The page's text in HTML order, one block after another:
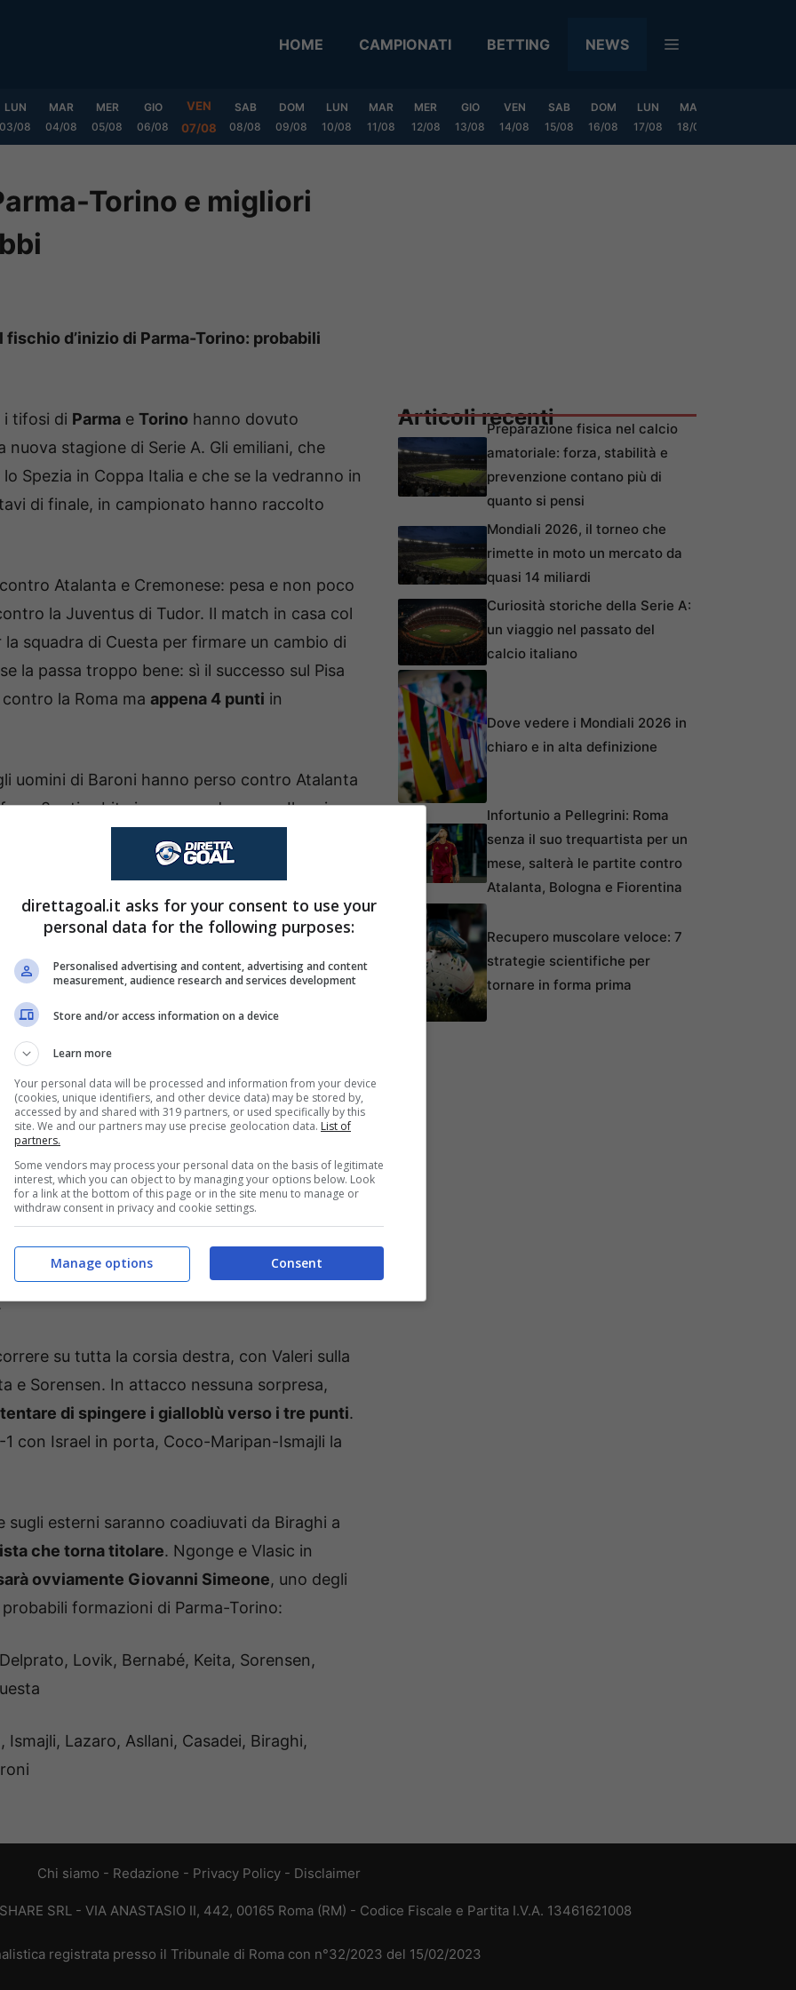
HOME CAMPIONATI BETTING NEWS
LUN
03/08
MAR
04/08
MER
05/08
GIO
06/08
VEN
07/08
SAB
08/08
DOM
09/08
LUN
10/08
MAR
11/08
MER
12/08
GIO
13/08
VEN
14/08
SAB
15/08
DOM
16/08
LUN
17/08
MAR
18/08
Torino e migliori
d’inizio di Parma-Torino: probabili
i tifosi di Parma e Torino hanno dovuto
stagione di Serie A. Gli emiliani, che
Spezia in Coppa Italia e che se la vedranno in
di finale, in campionato hanno raccolto
Atalanta e Cremonese: pesa e non poco
la Juventus di Tudor. Il match in casa col
squadra di Cuesta per firmare un cambio di
la passa troppo bene: sì il successo sul Pisa
la Roma ma appena 4 punti in
uomini di Baroni hanno perso contro Atalanta
8 reti subite in appena due gare. Il pari con
occasione persa. Il fischio d’inizio del match
quote
una:l’Under 2.5. Le due squadre, fino a
fatica a segnare: una rete a testa in
sicura che Snai propone a
così come Planet365. Per quanto riguarda le
il pareggio quotato a 3,10 e addirittura 3,50
formazioni
lo scontro diretto col Lecce. Il Parma
è pronto a confermare le scelte fatte nelle
Suzuki, protetto da una linea a tre
su tutta la corsia destra, con Valeri sulla
e Sorensen. In attacco nessuna sorpresa,
di spingere i gialloblù verso i tre punti.
con Israel in porta, Coco-Maripan-Ismajli la
sugli esterni saranno coadiuvati da Biraghi a
che torna titolare. Ngonge e Vlasic in
ovviamente Giovanni Simeone, uno degli
formazioni di Parma-Torino:
Lovik, Bernabé, Keita, Sorensen,
Lazaro, Asllani, Casadei, Biraghi,
Articoli recentiPreparazione fisica nel calcio
amatoriale: forza, stabilità e
prevenzione contano più di
quanto si pensi
Mondiali 2026, il torneo che
rimette in moto un mercato da
quasi 14 miliardi
Curiosità storiche della Serie A:
un viaggio nel passato del
calcio italiano
Dove vedere i Mondiali 2026 in
chiaro e in alta definizione
Infortunio a Pellegrini: Roma
senza il suo trequartista per un
mese, salterà le partite contro
Atalanta, Bologna e Fiorentina
Recupero muscolare veloce: 7
strategie scientifiche per
tornare in forma prima
Chi siamo - Redazione - Privacy Policy - Disclaimer
SRL - VIA ANASTASIO II, 442, 00165 Roma (RM) - Codice Fiscale e Partita I.V.A. 13461621008
registrata presso il Tribunale di Roma con n°32/2023 del 15/02/2023
direttagoal.it asks for your consent to use your
personal data for the following purposes:
Personalised advertising and content, advertising and content
measurement, audience research and services development
Store and/or access information on a device
Learn more
Your personal data will be processed and information from your device
(cookies, unique identifiers, and other device data) may be stored by,
accessed by and shared with 319 partners, or used specifically by this
site. We and our partners may use precise geolocation data. List of
partners.
Some vendors may process your personal data on the basis of legitimate
interest, which you can object to by managing your options below. Look
for a link at the bottom of this page or in the site menu to manage or
withdraw consent in privacy and cookie settings.
Consent
Manage options